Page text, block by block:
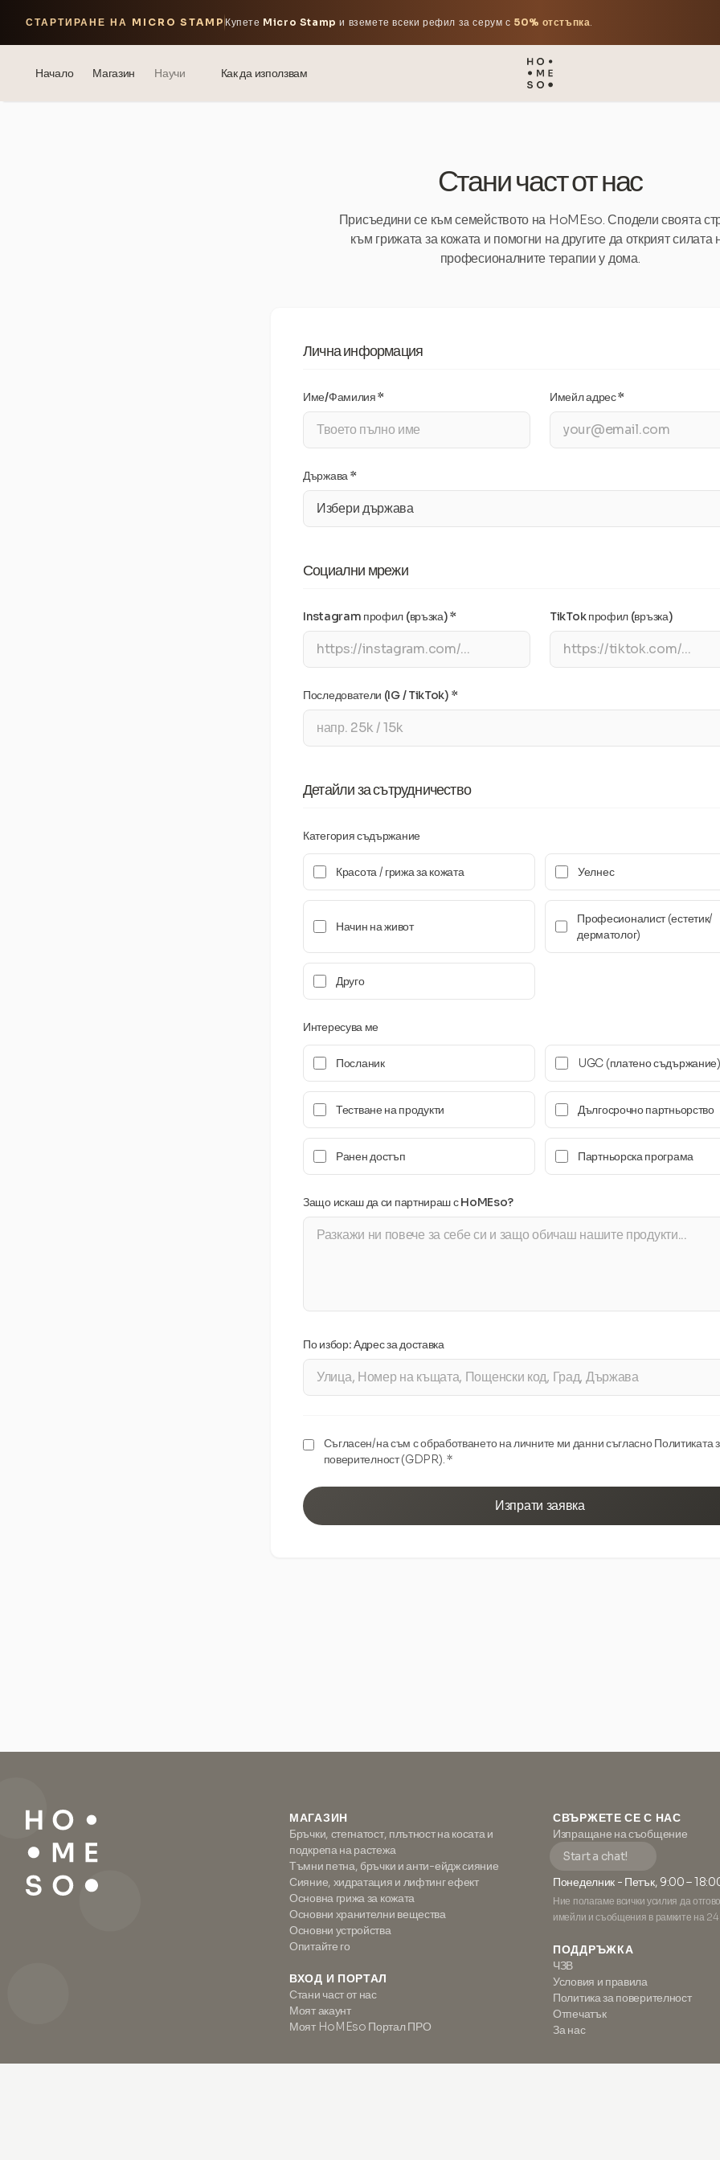
СТАРТИРАНЕ НА MICRO STAMP Купете Micro Stamp и вземете всеки рефил за серум с 50% отстъпка.
Начало Магазин Научи Как да използвам
Стани част от нас
Присъедини се към семейството на HoMEso. Сподели своята
към грижата за кожата и помогни на другите да открият силата
професионалните терапии у дома.
Лична информация
Име/Фамилия * Имейл адрес *
Държава *
Социални мрежи
Instagram профил (връзка) * TikTok профил (връзка)
Последователи (IG / TikTok) *
Детайли за сътрудничество
Категория съдържание
Красота / грижа за кожата Уелнес
Начин на живот
Професионалист (естетик/
дерматолог)
Друго
Интересува ме
Посланик UGC (платено съдържание)
Тестване на продукти Дългосрочно партньорство
Ранен достъп Партньорска програма
Защо искаш да си партнираш с HoMEso?
По избор: Адрес за доставка
Съгласен/на съм с обработването на личните ми данни съгласно Политиката
поверителност (GDPR). *
Изпрати заявка
МАГАЗИН
Бръчки, стегнатост, плътност на косата и
подкрепа на растежа
Тъмни петна, бръчки и анти-ейдж сияние
Сияние, хидратация и лифтинг ефект
Основна грижа за кожата
Основни хранителни вещества
Основни устройства
Опитайте го
ВХОД И ПОРТАЛ
Стани част от нас
Моят акаунт
Моят HoMEso Портал ПРО
СВЪРЖЕТЕ СЕ С НАС
Изпращане на съобщение
Start a chat!
Понеделник - Петък, 9:00 –
Ние полагаме всички усилия да
имейли и съобщения в рамките на 24
ПОДДРЪЖКА
ЧЗВ
Условия и правила
Политика за поверителност
Отпечатък
За нас